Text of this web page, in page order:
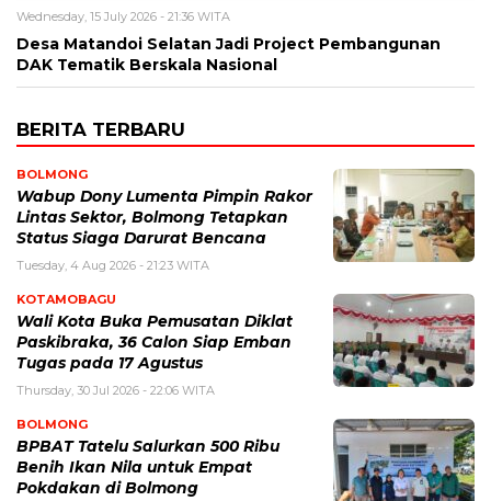
Wednesday, 15 July 2026 - 21:36 WITA
Desa Matandoi Selatan Jadi Project Pembangunan
DAK Tematik Berskala Nasional
BERITA TERBARU
BOLMONG
Wabup Dony Lumenta Pimpin Rakor
Lintas Sektor, Bolmong Tetapkan
Status Siaga Darurat Bencana
Tuesday, 4 Aug 2026 - 21:23 WITA
KOTAMOBAGU
Wali Kota Buka Pemusatan Diklat
Paskibraka, 36 Calon Siap Emban
Tugas pada 17 Agustus
Thursday, 30 Jul 2026 - 22:06 WITA
BOLMONG
BPBAT Tatelu Salurkan 500 Ribu
Benih Ikan Nila untuk Empat
Pokdakan di Bolmong